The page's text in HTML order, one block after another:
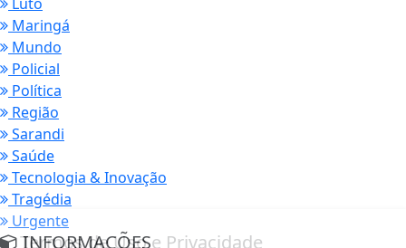
Maringá
Mundo
Policial
Política
Região
Sarandi
Saúde
Tecnologia & Inovação
Tragédia
Urgente
INFORMAÇÕES
Termos de Uso e Privacidade